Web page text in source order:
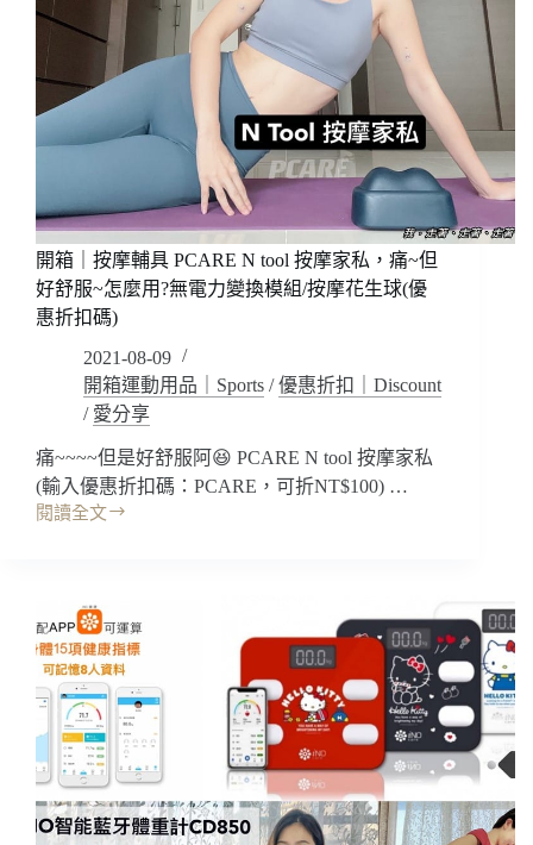
折
扣
碼
橋
台
適
用)
真
是
太
強
美
式
照
片
沙
龍
式
要
讓
你
夠
好
看!!
(預
約
優
開箱｜按摩輔具 PCARE N tool 按摩家私，痛~但
好舒服~怎麼用?無電力變換模組/按摩花生球(優
惠折扣碼)
2021-08-09
開箱運動用品｜Sports /優惠折扣｜Discount
/ 愛分享
痛~~~~但是好舒服阿😆 PCARE N tool 按摩家私
(輸入優惠折扣碼：PCARE，可折NT$100) …
閱讀全文
開
摩
輔
具
PCARE
N
tool
按
摩
家
私，